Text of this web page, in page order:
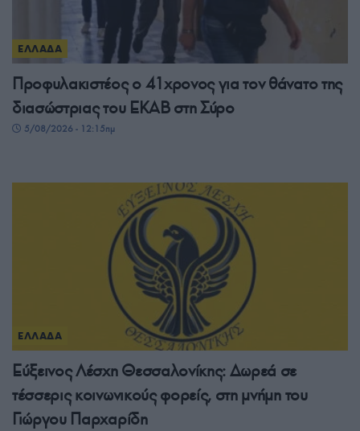
ΕΛΛΑΔΑ
Προφυλακιστέος ο 41χρονος για τον θάνατο της
διασώστριας του ΕΚΑΒ στη Σύρο
5/08/2026 - 12:15πμ
ΕΛΛΑΔΑ
Εύξεινος Λέσχη Θεσσαλονίκης: Δωρεά σε
τέσσερις κοινωνικούς φορείς, στη μνήμη του
Γιώργου Παρχαρίδη